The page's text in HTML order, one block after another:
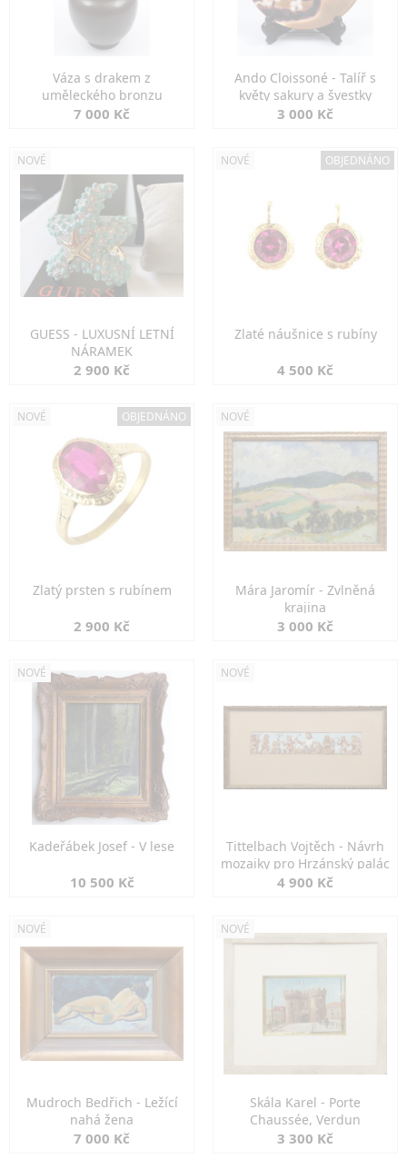
Váza s drakem z
uměleckého bronzu
7 000 Kč
Ando Cloissoné - Talíř s
květy sakury a švestky
3 000 Kč
NOVÉ
GUESS - LUXUSNÍ LETNÍ
NÁRAMEK
2 900 Kč
NOVÉ OBJEDNÁNO
Zlaté náušnice s rubíny
4 500 Kč
NOVÉ OBJEDNÁNO
Zlatý prsten s rubínem
2 900 Kč
NOVÉ
Mára Jaromír - Zvlněná
krajina
3 000 Kč
NOVÉ
Kadeřábek Josef - V lese
10 500 Kč
NOVÉ
Tittelbach Vojtěch - Návrh
mozaiky pro Hrzánský palác
4 900 Kč
NOVÉ
Mudroch Bedřich - Ležící
nahá žena
7 000 Kč
NOVÉ
Skála Karel - Porte
Chaussée, Verdun
3 300 Kč